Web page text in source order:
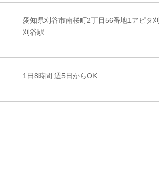
愛知県刈谷市南桜町2丁目56番地1アピタ
刈谷駅
1日8時間 週5日からOK